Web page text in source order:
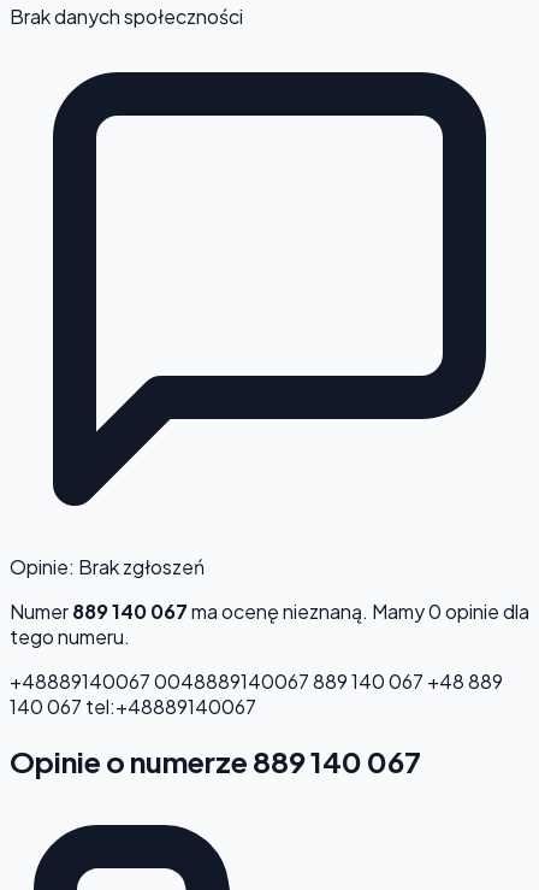
Brak danych społeczności
Opinie: Brak zgłoszeń
Numer889 140 067ma ocenęnieznaną. Mamy 0 opinie dla
tego numeru.
+488891400670048889140067889 140 067 +48 889
140 067 tel:+48889140067
Opinie o numerze 889 140 067